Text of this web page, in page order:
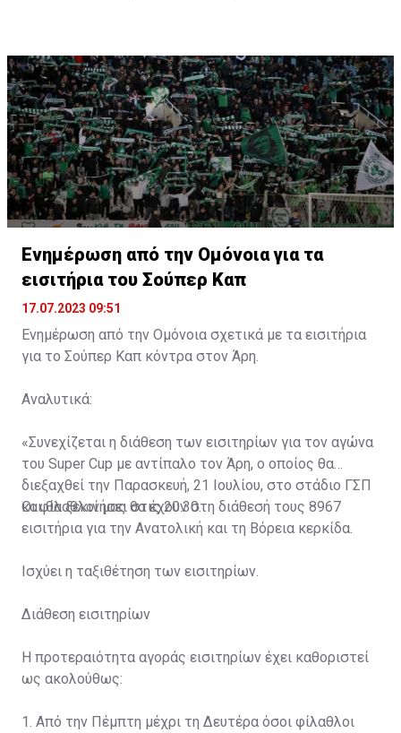
Ενημέρωση από την Ομόνοια για τα
εισιτήρια του Σούπερ Καπ
17.07.2023 09:51
Ενημέρωση από την Ομόνοια σχετικά με τα εισιτήρια
για το Σούπερ Καπ κόντρα στον Άρη.
Αναλυτικά:
«Συνεχίζεται η διάθεση των εισιτηρίων για τον αγώνα
του Super Cup με αντίπαλο τον Άρη, ο οποίος θα
διεξαχθεί την Παρασκευή, 21 Ιουλίου, στο στάδιο ΓΣΠ
και θα ξεκινήσει στις 20:30.
Οι φίλαθλοί μας θα έχουν στη διάθεσή τους 8967
εισιτήρια για την Ανατολική και τη Βόρεια κερκίδα.
Ισχύει η ταξιθέτηση των εισιτηρίων.
Διάθεση εισιτηρίων
Η προτεραιότητα αγοράς εισιτηρίων έχει καθοριστεί
ως ακολούθως:
1. Από την Πέμπτη μέχρι τη Δευτέρα όσοι φίλαθλοι